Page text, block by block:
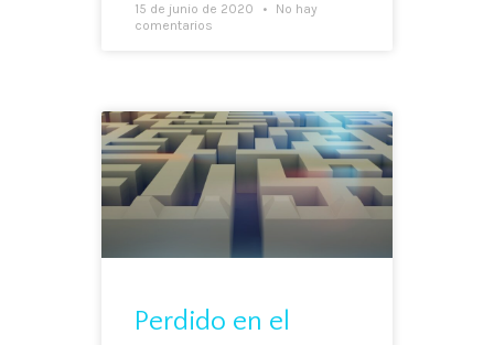
15 de junio de 2020
No hay
comentarios
Perdido en el